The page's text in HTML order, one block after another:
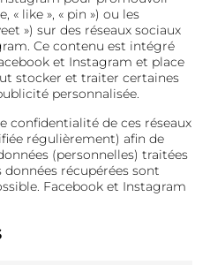
« like », « pin ») ou les
») sur des réseaux sociaux
Ce contenu est intégré
et Instagram et place
stocker et traiter certaines
personnalisée.
confidentialité de ces réseaux
régulièrement) afin de
(personnelles) traitées
récupérées sont
Facebook et Instagram